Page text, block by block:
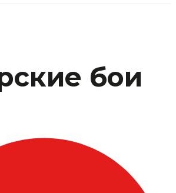
бои